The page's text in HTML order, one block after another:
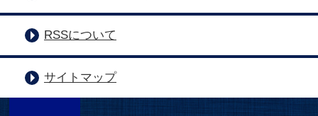
RSSについて
サイトマップ